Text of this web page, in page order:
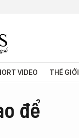
VIDEO THẾ GIỚI
để